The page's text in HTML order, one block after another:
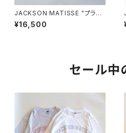
JACKSON MATISSE "プラダ
を着た悪魔 POSTER Tee"
¥16,500
セール中